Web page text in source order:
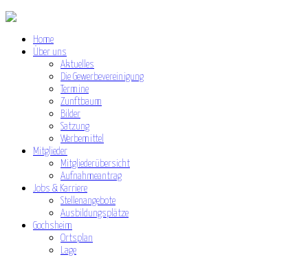
Home
Über uns
Aktuelles
Die Gewerbevereinigung
Termine
Zunftbaum
Bilder
Satzung
Werbemittel
Mitglieder
Mitgliederübersicht
Aufnahmeantrag
Jobs & Karriere
Stellenangebote
Ausbildungsplätze
Gochsheim
Ortsplan
Lage